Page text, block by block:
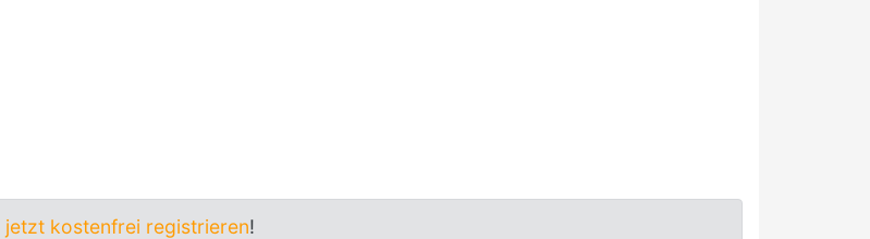
jetzt kostenfrei registrieren!